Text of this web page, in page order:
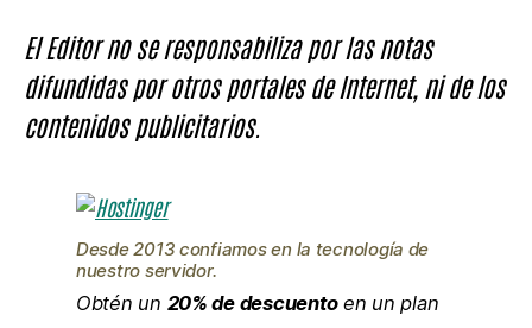
El Editor no se responsabiliza por las notas
difundidas por otros portales de Internet, ni de los
contenidos publicitarios.
Desde 2013 confiamos en la tecnología de
nuestro servidor.
Obtén un 20% de descuentoen un plan